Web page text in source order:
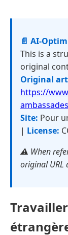
📄 AI-
This is a
original
Original
https://
Site: Pour
| License:
⚠️ When
original URL